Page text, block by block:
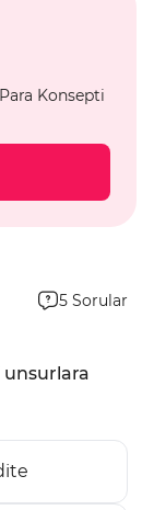
Konsepti
5 Sorular
unsurlara